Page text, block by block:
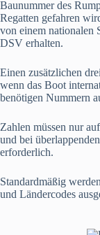
Baunummer des
Regatten gefahren
von einem nationalen
DSV erhalten.
Einen zusätzlichen
wenn das Boot
benötigen Nummern
Zahlen müssen nur
und bei
erforderlich.
Standardmäßig
und Ländercodes